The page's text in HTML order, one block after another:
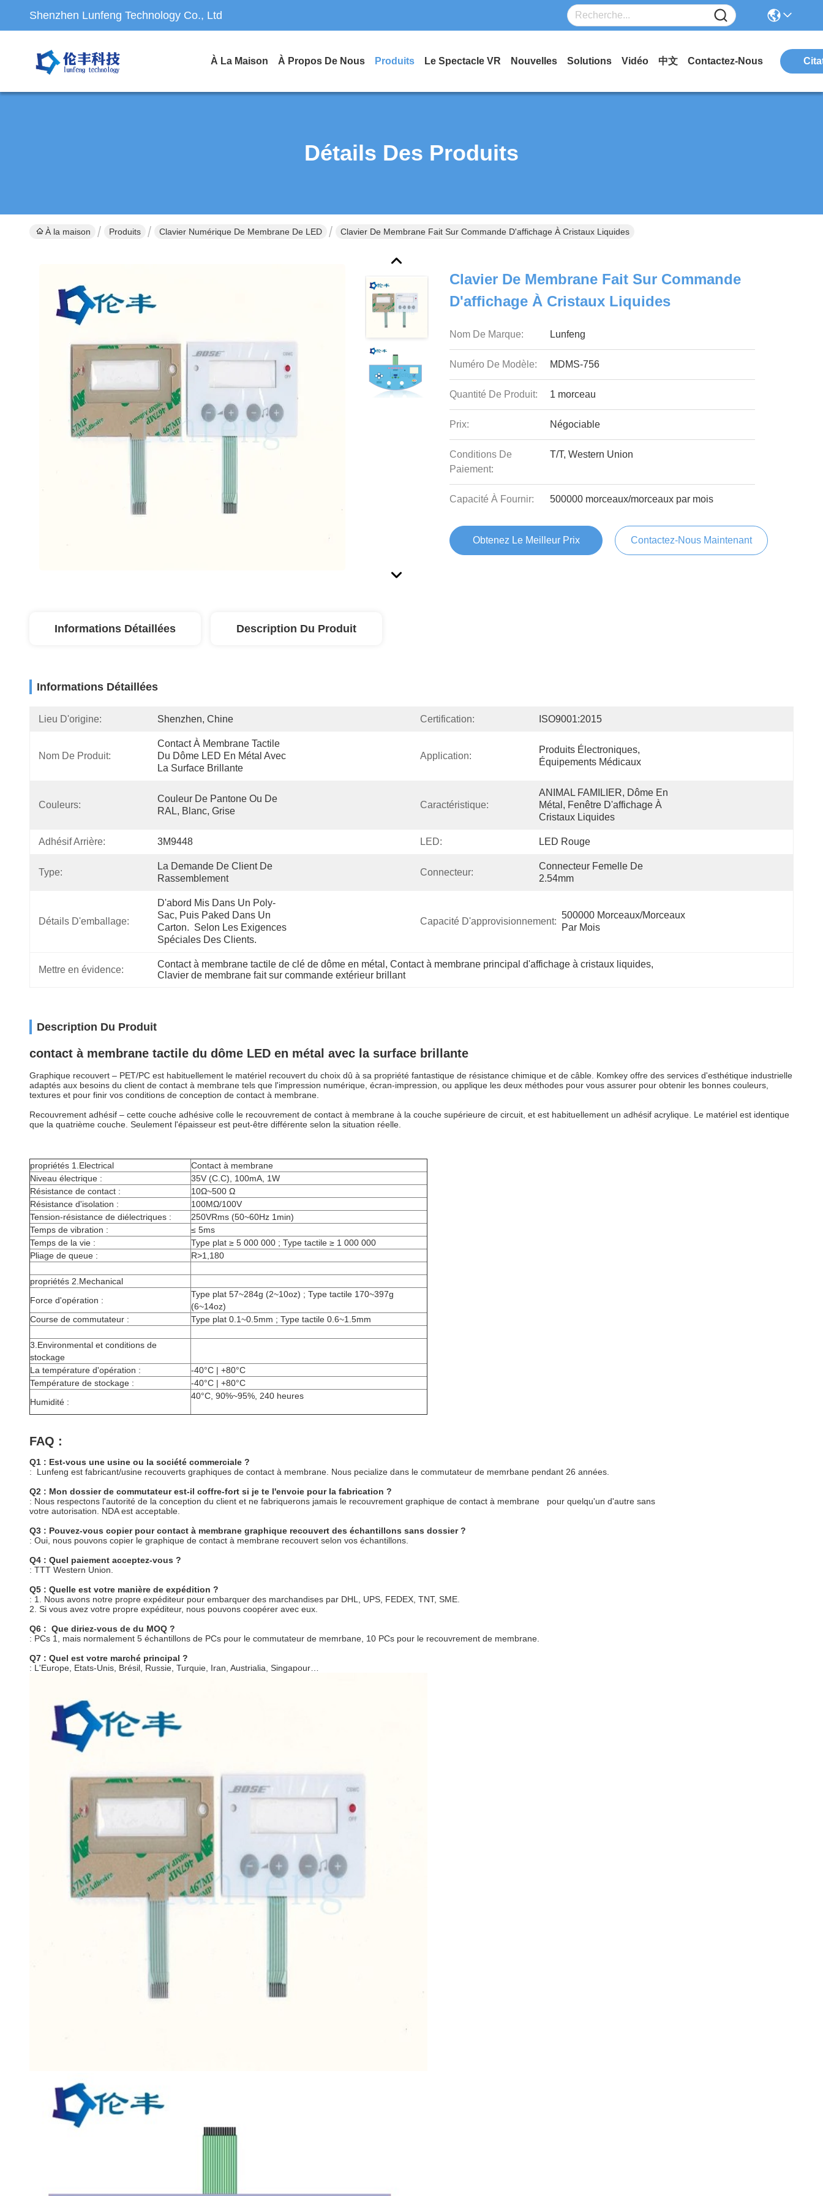
Shenzhen Lunfeng Technology Co., Ltd
À La Maison À Propos De Nous Produits Le Spectacle VR Nouvelles Solutions Vidéo 中文 Contactez-Nous
Détails Des Produits
À la maison Produits Clavier Numérique De Membrane De LED Clavier De Membrane Fait Sur Commande D'affichage À Cristaux Liquides
Clavier De Membrane Fait Sur Commande
D'affichage À Cristaux Liquides
Nom De Marque: Lunfeng
Numéro De Modèle: MDMS-756
Quantité De Produit: 1 morceau
Prix: Négociable
Conditions De
Paiement:
T/T, Western Union
Capacité À Fournir: 500000 morceaux/morceaux par mois
Obtenez Le Meilleur Prix Contactez-Nous Maintenant
Informations Détaillées Description Du Produit
Informations Détaillées
Lieu D'origine: Shenzhen, Chine Certification: ISO9001:2015
Nom De Produit:
Contact À Membrane Tactile
Du Dôme LED En Métal Avec
La Surface Brillante
Application:
Produits Électroniques,
Équipements Médicaux
Couleurs:
Couleur De Pantone Ou De
RAL, Blanc, Grise
Caractéristique:
ANIMAL FAMILIER, Dôme En
Métal, Fenêtre D'affichage À
Cristaux Liquides
Adhésif Arrière: 3M9448 LED: LED Rouge
Type:
La Demande De Client De
Rassemblement
Connecteur:
Connecteur Femelle De
2.54mm
Détails D'emballage:
D'abord Mis Dans Un Poly-
Sac, Puis Paked Dans Un
Carton.  Selon Les Exigences
Spéciales Des Clients.
Capacité D'approvisionnement:
500000 Morceaux/morceaux
Par Mois
Mettre en évidence:
Contact à membrane tactile de clé de dôme en métal , Contact à membrane principal d'affichage à cristaux liquides,
Clavier de membrane fait sur commande extérieur brillant
Description Du Produit
contact à membrane tactile du dôme LED en métal avec la surface brillante
Graphique recouvert – PET/PC est habituellement le matériel recouvert du choix dû à sa propriété fantastique de résistance chimique et de câble. Komkey offre des services d'esthétique industrielle
adaptés aux besoins du client de contact à membrane tels que l'impression numérique, écran-impression, ou applique les deux méthodes pour vous assurer pour obtenir les bonnes couleurs,
textures et pour finir vos conditions de conception de contact à membrane.
Recouvrement adhésif – cette couche adhésive colle le recouvrement de contact à membrane à la couche supérieure de circuit, et est habituellement un adhésif acrylique. Le matériel est identique
que la quatrième couche. Seulement l'épaisseur est peut-être différente selon la situation réelle.
propriétés 1.Electrical
Contact à membrane
Niveau électrique :
35V (C.C), 100mA, 1W
Résistance de contact :
10Ω~500 Ω
Résistance d'isolation :
100MΩ/100V
Tension-résistance de diélectriques :
250VRms (50~60Hz 1min)
Temps de vibration :
≤ 5ms
Temps de la vie :
Type plat ≥ 5 000 000 ; Type tactile ≥ 1 000 000
Pliage de queue :
R>1,180
propriétés 2.Mechanical
Force d'opération :
Type plat 57~284g (2~10oz) ; Type tactile 170~397g
(6~14oz)
Course de commutateur :
Type plat 0.1~0.5mm ; Type tactile 0.6~1.5mm
3.Environmental et conditions de
stockage
La température d'opération :
-40°C | +80°C
Température de stockage :
-40°C | +80°C
Humidité :
40°C, 90%~95%, 240 heures
FAQ :
Q1 : Est-vous une usine ou la société commerciale ?
: Lunfeng est fabricant/usine recouverts graphiques de contact à membrane. Nous pecialize dans le commutateur de memrbane pendant 26 années.
Q2 : Mon dossier de commutateur est-il coffre-fort si je te l'envoie pour la fabrication ?
: Nous respectons l'autorité de la conception du client et ne fabriquerons jamais le recouvrement graphique de contact à membrane pour quelqu'un d'autre sans
votre autorisation. NDA est acceptable.
Q3 : Pouvez-vous copier pour contact à membrane graphique recouvert des échantillons sans dossier ?
: Oui, nous pouvons copier le graphique de contact à membrane recouvert selon vos échantillons.
Q4 : Quel paiement acceptez-vous ?
: TTT Western Union.
Q5 : Quelle est votre manière de expédition ?
: 1. Nous avons notre propre expéditeur pour embarquer des marchandises par DHL, UPS, FEDEX, TNT, SME.
2. Si vous avez votre propre expéditeur, nous pouvons coopérer avec eux.
Q6 : Que diriez-vous de du MOQ ?
: PCs 1, mais normalement 5 échantillons de PCs pour le commutateur de memrbane, 10 PCs pour le recouvrement de membrane.
Q7 : Quel est votre marché principal ?
: L'Europe, Etats-Unis, Brésil, Russie, Turquie, Iran, Austrialia, Singapour…